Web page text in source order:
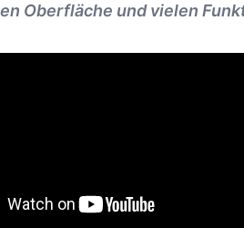
Oberfläche und vielen